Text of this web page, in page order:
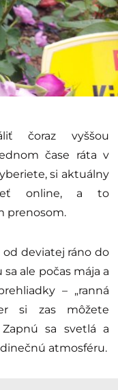
čoraz vyššou
čase ráta v
si aktuálny
online, a to
prenosom.
deviatej ráno do
ale počas mája a
– „ranná
si zas môžete
sa svetlá a
atmosféru.